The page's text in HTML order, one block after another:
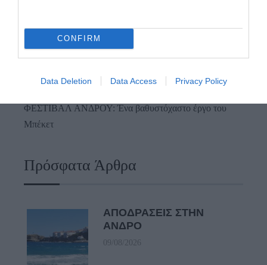
CONFIRM
Data Deletion Data Access Privacy Policy
Η Άνδρος συνεχίζει να μπαρκάρει…
ΤΟ ΜΕΓΑΛΥΤΕΡΟ ΠΑΝΗΓΥΡΙ ΤΗΣ ΑΝΔΡΟΥ: Του
ΟΡΜΟΣ ΚΟΡΘΙΟΥ: Όταν η φωτογραφία γίνεται μνήμη
ΦΕΣΤΙΒΑΛ ΑΝΔΡΟΥ: Ένα βαθυστόχαστο έργο του
Μπέκετ
Πρόσφατα Άρθρα
ΑΠΟΔΡΑΣΕΙΣ ΣΤΗΝ
ΑΝΔΡΟ
09/08/2026